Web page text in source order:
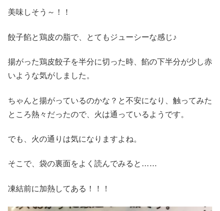
美味しそう～！！
餃子餡と鶏皮の脂で、とてもジューシーな感じ♪
揚がった鶏皮餃子を半分に切った時、餡の下半分が少し赤
いような気がしました。
ちゃんと揚がっているのかな？と不安になり、触ってみた
ところ熱々だったので、火は通っているようです。
でも、火の通りは気になりますよね。
そこで、袋の裏面をよく読んでみると……
凍結前に加熱してある！！！